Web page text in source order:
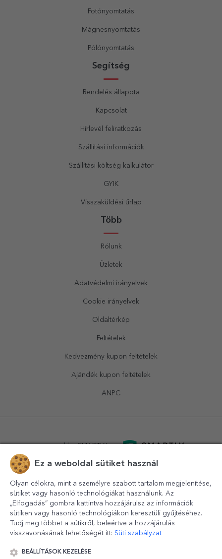
Fotónyomtatás
Mágnesnyomtatás
Pólónyomtatás
Segítség
Rendelés állapota
Kapcsolat
Hírlevél feliratkozás
Szállítási információk
Szállítási költség kalkulátor
GYIK
Visszaküldési űrlap
Több
Rólunk
Üzletek
Adatvédelmi irányelvek
Cookie irányelvek
Oldaltérkép
Feltételek
Kedvezmény kupon feltételek
Ajándék kupon feltételek
ANPC
powered bySMARTLY.ro
© 2016-2026 StarGift
Ez a weboldal sütiket használ
Olyan célokra, mint a személyre szabott tartalom megjelenítése,
sütiket vagy hasonló technológiákat használunk. Az
„Elfogadás” gombra kattintva hozzájárulsz az információk
sütiken vagy hasonló technológiákon keresztüli gyűjtéséhez.
Tudj meg többet a sütikről, beleértve a hozzájárulás
visszavonásának lehetőségét itt: Süti szabályzat
BEÁLLÍTÁSOK KEZELÉSE